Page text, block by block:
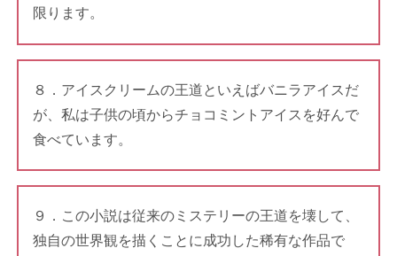
限ります。
８．アイスクリームの王道といえばバニラアイスだ
が、私は子供の頃からチョコミントアイスを好んで
食べています。
９．この小説は従来のミステリーの王道を壊して、
独自の世界観を描くことに成功した稀有な作品で